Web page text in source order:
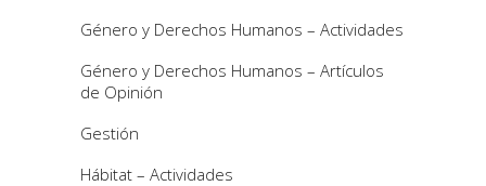
Género y Derechos Humanos – Actividades
Género y Derechos Humanos – Artículos
de Opinión
Gestión
Hábitat – Actividades